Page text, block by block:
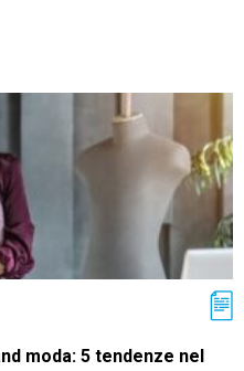
moda: 5 tendenze nel